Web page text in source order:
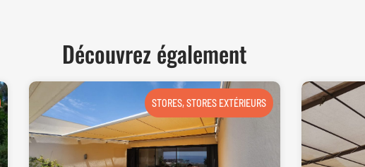
Découvrez également
STORES,STORES EXTÉRIEURS